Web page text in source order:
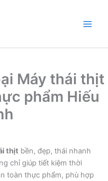
Máy thái thịt
phẩm Hiếu
thịt bền, đẹp, thái nhanh
chỉ giúp tiết kiệm thời
toàn thực phẩm, phù hợp